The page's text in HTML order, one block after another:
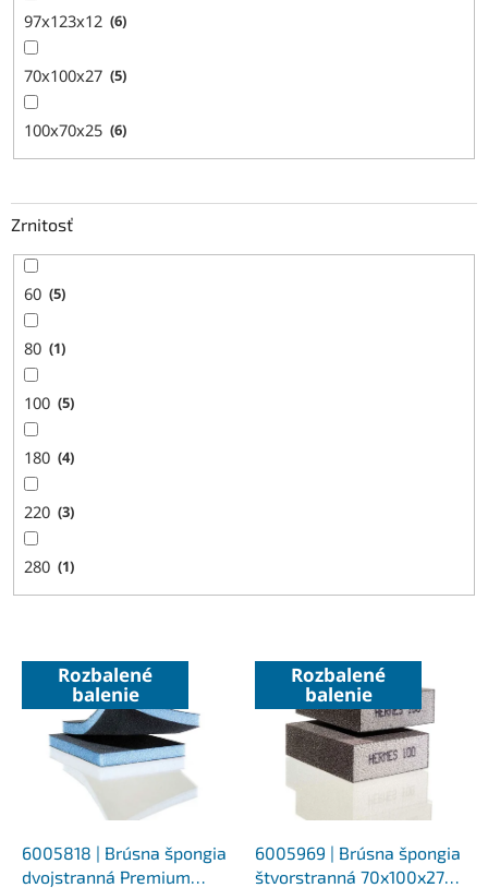
97x123x12 6
70x100x27 5
100x70x25 6
Zrnitosť
60 5
80 1
100 5
180 4
220 3
280 1
V
p
Rozbalené
balenie
6005818 | Brúsna špongia
dvojstranná Premium
Rozbalené
balenie
6005969 | Brúsna špongia
štvorstranná 70x100x27